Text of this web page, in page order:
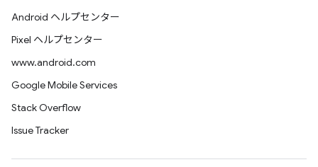
Android ヘルプセンター
Pixel ヘルプセンター
www.android.com
Google Mobile Services
Stack Overflow
Issue Tracker